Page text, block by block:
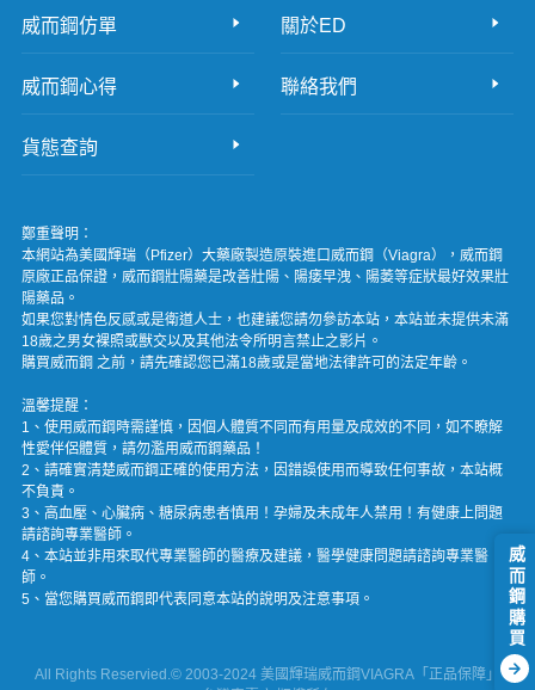
威而鋼購買

威而鋼仿單 關於ED
威而鋼心得 聯絡我們
貨態查詢
鄭重聲明：
本網站為美國輝瑞（Pfizer）大藥廠製造原裝進口威而鋼（Viagra），威而鋼
原廠正品保證，威而鋼壯陽藥是改善壯陽、陽痿早洩、陽萎等症狀最好效果壯
陽藥品。
如果您對情色反感或是衛道人士，也建議您請勿參訪本站，本站並未提供未滿
18歲之男女裸照或獸交以及其他法令所明言禁止之影片。
購買威而鋼 之前，請先確認您已滿18歲或是當地法律許可的法定年齡。
溫馨提醒：
1、使用威而鋼時需謹慎，因個人體質不同而有用量及成效的不同，如不瞭解
性愛伴侶體質，請勿濫用威而鋼藥品！
2、請確實清楚威而鋼正確的使用方法，因錯誤使用而導致任何事故，本站概
不負責。
3、高血壓、心臟病、糖尿病患者慎用！孕婦及未成年人禁用！有健康上問題
請諮詢專業醫師。
4、本站並非用來取代專業醫師的醫療及建議，醫學健康問題請諮詢專業醫
師。
5、當您購買威而鋼即代表同意本站的說明及注意事項。
All Rights Reservied.© 2003-2024 美國輝瑞威而鋼VIAGRA「正品保障」